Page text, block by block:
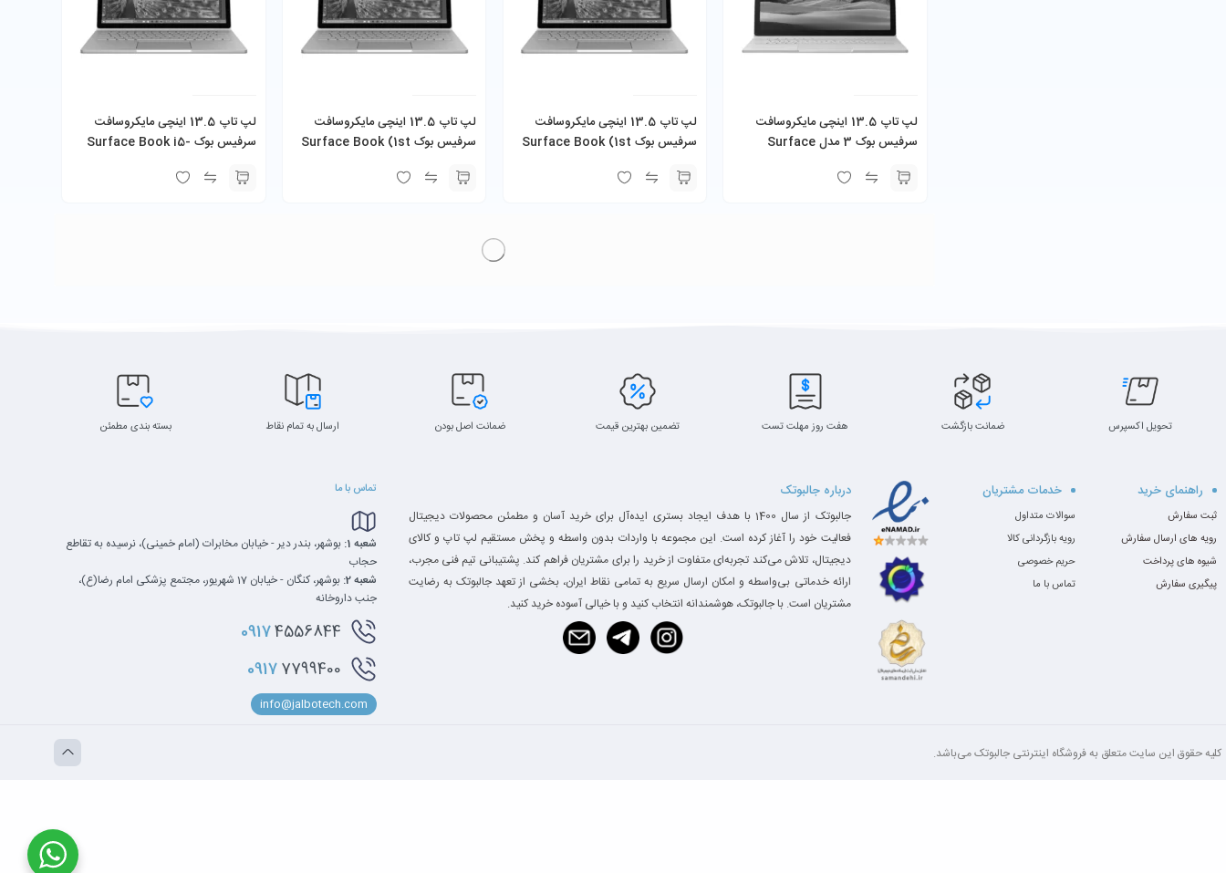
لپ تاپ 13.5 اینچی مایکروسافت
سرفیس بوک 3 مدل Surface
SSD
لپ تاپ 13.5 اینچی مایکروسافت
سرفیس بوک Surface Book (1st
1GB NVIDIA GeForce
لپ تاپ 13.5 اینچی مایکروسافت
سرفیس بوک Surface Book (1st
لپ تاپ 13.5 اینچی مایکروسافت
سرفیس بوک Surface Book i5-
NVIDIA GeForce
تحویل اکسپرس ضمانت بازگشت هفت روز مهلت تست تضمین بهترین قیمت ضمانت اصل بودن ارسال به تمام نقاط بسته بندی مطمئن
راهنمای خرید
ثبت سفارش
رویه های ارسال سفارش
شیوه های پرداخت
پیگیری سفارش
خدمات مشتریان
سوالات متداول
رویه بازگردانی کالا
حریم خصوصی
تماس با ما
درباره جالبوتک
جالبوتک از سال 1400 با هدف ایجاد بستری ایده‌آل برای خرید آسان و مطمئن محصولات دیجیتال
فعالیت خود را آغاز کرده است. این مجموعه با واردات بدون واسطه و پخش مستقیم لپ تاپ و کالای
دیجیتال، تلاش می‌کند تجربه‌ای متفاوت از خرید را برای مشتریان فراهم کند. پشتیبانی تیم فنی مجرب،
ارائه خدماتی بی‌واسطه و امکان ارسال سریع به تمامی نقاط ایران، بخشی از تعهد جالبوتک به رضایت
مشتریان است. با جالبوتک، هوشمندانه انتخاب کنید و با خیالی آسوده خرید کنید.
تماس با ما
شعبه 1:
بوشهر، بندر دیر - خیابان مخابرات (امام خمینی)، نرسیده به تقاطع
حجاب
شعبه 2:
بوشهر، کنگان - خیابان 17 شهریور، مجتمع پزشکی امام رضا(ع)،
جنب داروخانه
09174556844
09177799400
info@jalbotech.com
کلیه‌ حقوق این سایت متعلق به فروشگاه اینترنتی جالبوتک می‌باشد.